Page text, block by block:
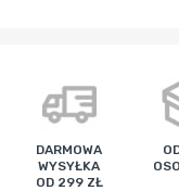
DARMOWA
WYSYŁKA
OD 299 ZŁ